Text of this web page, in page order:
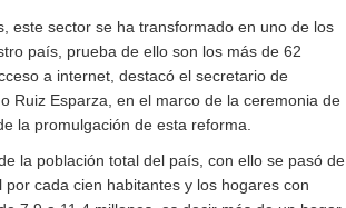
este sector se ha transformado en uno de los
país, prueba de ello son los más de 62
a internet, destacó el secretario de
Ruiz Esparza, en el marco de la ceremonia de
la promulgación de esta reforma.
la población total del país, con ello se pasó de
cada cien habitantes y los hogares con